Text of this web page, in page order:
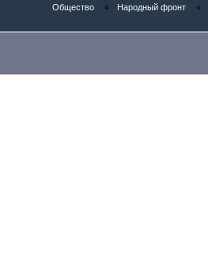
Общество
« Народный фронт «